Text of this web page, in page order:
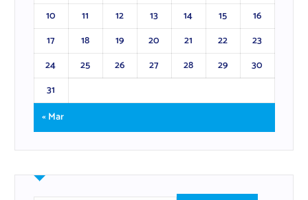
10
11 12 13 14 15
16
17
18 19 20 21 22
23
24
25 26 27 28 29
30
31
« Mar